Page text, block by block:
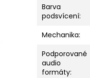
Barva
podsvícení:
Mechanika:
Podporované
audio
formáty: